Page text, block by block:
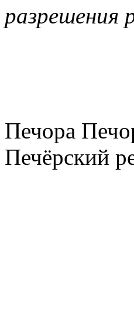
разрешения
Печора
Печёрский